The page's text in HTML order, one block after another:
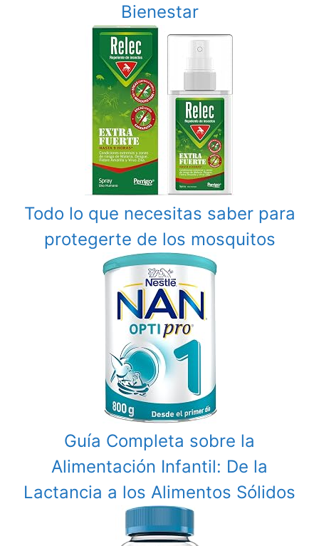
Bienestar
Todo lo que necesitas saber para
protegerte de los mosquitos
Guía Completa sobre la
Alimentación Infantil: De la
Lactancia a los Alimentos Sólidos